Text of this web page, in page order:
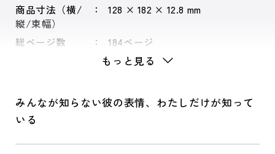
商品寸法（横/
縦/束幅）
128 × 182 × 12.8 mm
総ページ数 184ページ
もっと見る
みんなが知らない彼の表情、わたしだけが知って
いる